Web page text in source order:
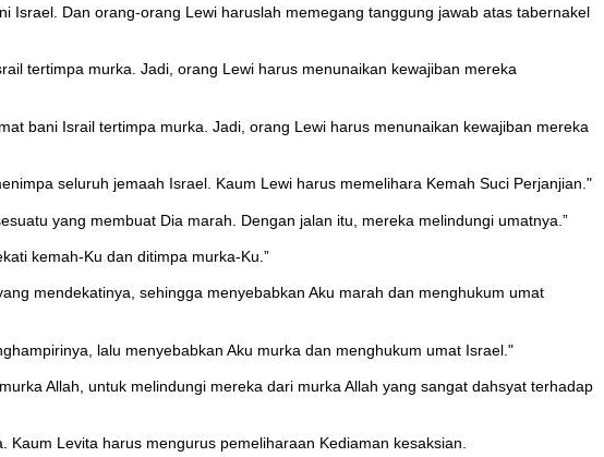
Israel. Dan orang-orang Lewi haruslah memegang tanggung jawab atas tabernakel
tertimpa murka. Jadi, orang Lewi harus menunaikan kewajiban mereka
bani Israil tertimpa murka. Jadi, orang Lewi harus menunaikan kewajiban mereka
seluruh jemaah Israel. Kaum Lewi harus memelihara Kemah Suci Perjanjian."
yang membuat Dia marah. Dengan jalan itu, mereka melindungi umatnya.”
kemah-Ku dan ditimpa murka-Ku.”
mendekatinya, sehingga menyebabkan Aku marah dan menghukum umat
lalu menyebabkan Aku murka dan menghukum umat Israel."
Allah, untuk melindungi mereka dari murka Allah yang sangat dahsyat terhadap
Levita harus mengurus pemeliharaan Kediaman kesaksian.